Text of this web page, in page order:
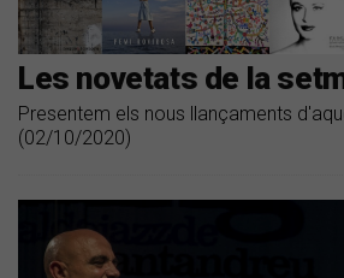
Les novetats de la
Presentem els nous llançaments
(02/10/2020)